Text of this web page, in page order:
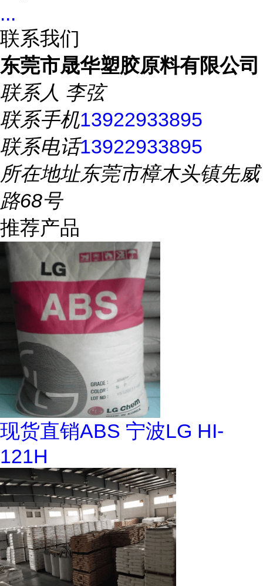
...
联系我们
东莞市晟华塑胶原料有限公司
联系人 李弦
联系手机13922933895
联系电话13922933895
所在地址东莞市樟木头镇先威
路68号
推荐产品
现货直销ABS 宁波LG HI-
121H